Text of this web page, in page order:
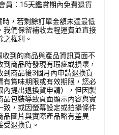
員：15天鑑賞期內免費退貨
時，若剩餘訂單金額未達最低
我們保留補收去程運費並直接
之權利。
收到的商品與產品資訊頁面不
到商品時發現有瑕疵或損壞，
到商品後3個月內申請退換貨
有賞味期限或有效期限，您必
內提出退換貨申請），但因製
品包裝導致頁面顯示內容與實
致，或因螢幕設定或拍攝條件
品圖片與實際產品略有差異
受退換貨。